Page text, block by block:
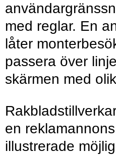
med reglar. En
låter
passera över
skärmen med
en
illustrerade